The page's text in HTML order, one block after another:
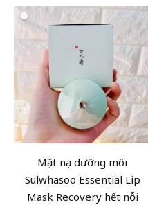
Mặt nạ dưỡng môi
Sulwhasoo Essential Lip
Mask Recovery hết nỗi